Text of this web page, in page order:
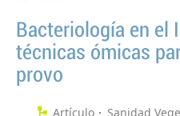
Bacteriología en el
técnicas ómicas
provo
Artículo Sanidad